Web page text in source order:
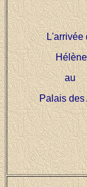
L'arrivée
Hélène
au
Palais des